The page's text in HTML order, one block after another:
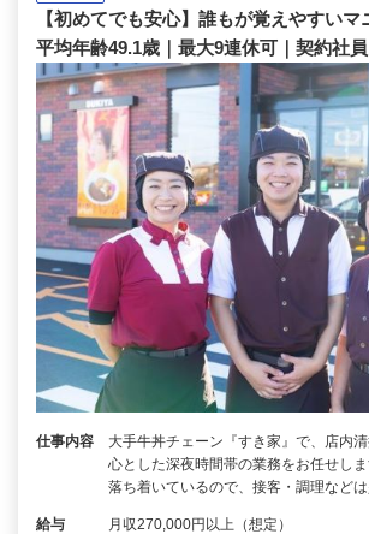
【初めてでも安心】誰もが覚えやすいマ
平均年齢49.1歳｜最大9連休可｜契約社員
仕事内容
大手牛丼チェーン『すき家』で、店内
心とした深夜時間帯の業務をお任せし
落ち着いているので、接客・調理など
給与 月収270,000円以上（想定）